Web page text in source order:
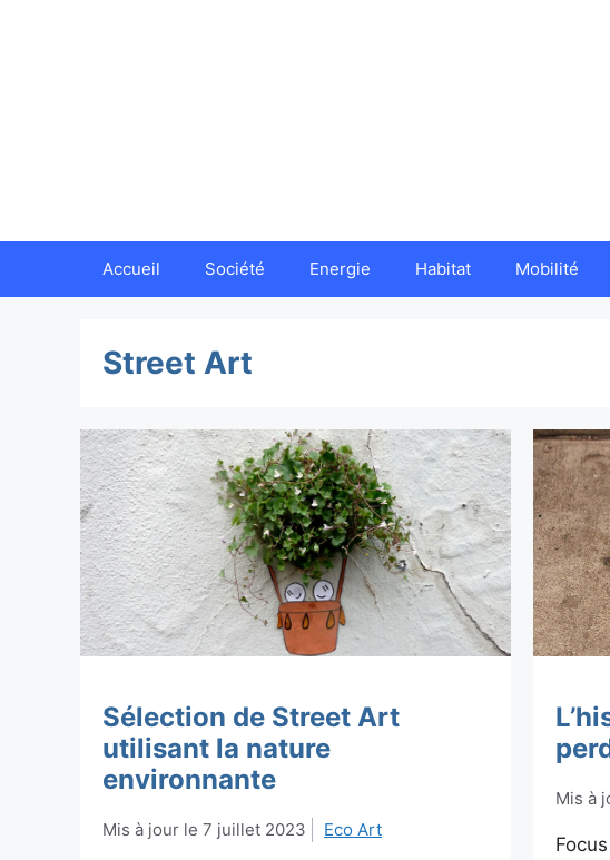
Accueil Société Energie Habitat Mobilité
Street Art
Sélection de Street Art
utilisant la nature
environnante
7 juillet 2023 Eco Art